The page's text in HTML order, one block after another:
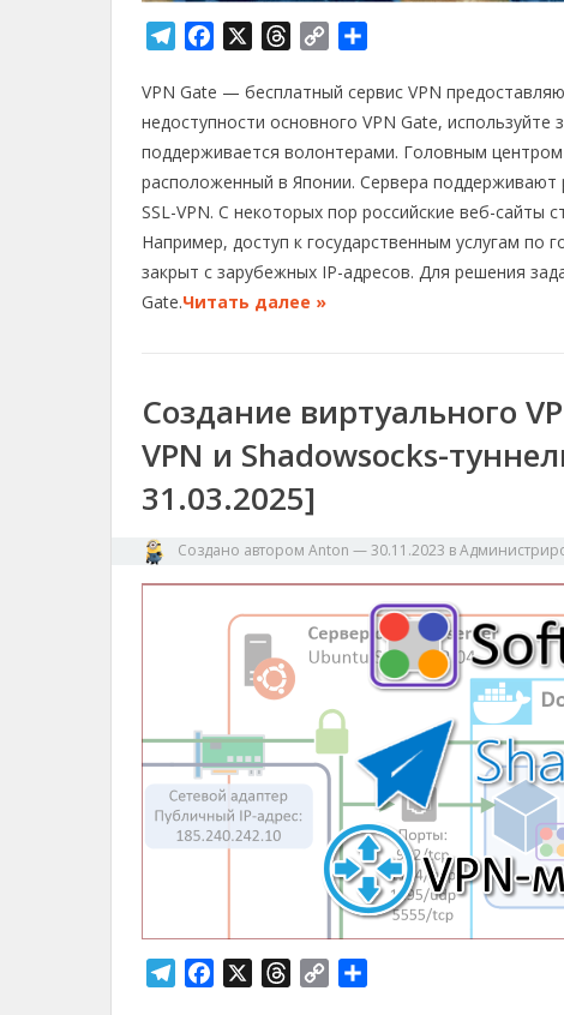
e
g
r
a
m
c
e
b
o
o
k
r
e
a
d
s
p
y
L
i
n
k
п
р
а
в
и
т
ь
VPN Gate — бесплатный сервис VPN
недоступности основного VPN Gate,
поддерживается волонтерами. Головным
расположенный в Японии. Сервера поддерживают
SSL-VPN. С некоторых пор российские веб-сайты
Например, доступ к государственным услугам по
закрыт с зарубежных IP-адресов. Для решения
Gate.Читать далее »
Создание виртуального
VPN и Shadowsocks-
31.03.2025]
Создано автором Anton —30.11.2023 в